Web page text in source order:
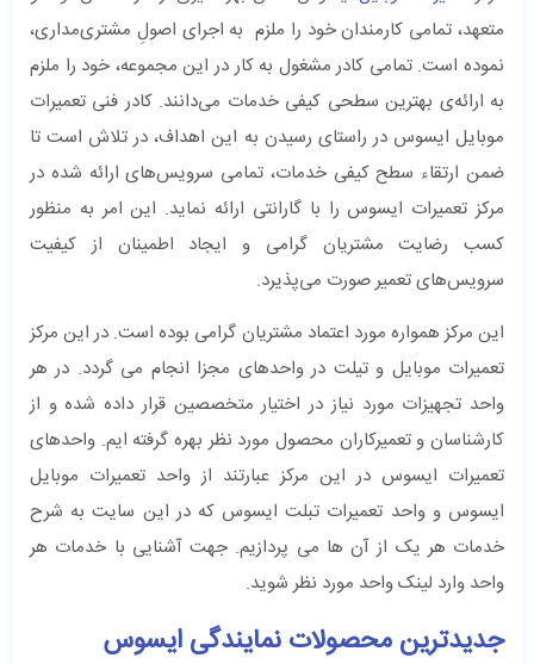
متعهد، تمامی کارمندان خود را ملزم به اجرای اصولِ مشتری‌مداری،
نموده است. تمامی کادر مشغول به کار در این مجموعه، خود را ملزم
به ارائه‌ی بهترین سطحی کیفی خدمات می‌دانند. کادر فنی تعمیرات
موبایل ایسوس در راستای رسیدن به این اهداف، در تلاش است تا
ضمن ارتقاء سطح کیفی خدمات، تمامی سرویس‌های ارائه شده در
مرکز تعمیرات ایسوس را با گارانتی ارائه نماید. این امر به منظور
کسب رضایت مشتریان گرامی و ایجاد اطمینان از کیفیت
سرویس‌های تعمیر صورت می‌پذیرد.
این مرکز همواره مورد اعتماد مشتریان گرامی بوده است. در این مرکز
تعمیرات موبایل و تیلت در واحدهای مجزا انجام می گردد. در هر
واحد تجهیزات مورد نیاز در اختیار متخصصین قرار داده شده و از
کارشناسان و تعمیرکاران محصول مورد نظر بهره گرفته ایم. واحدهای
تعمیرات ایسوس در این مرکز عبارتند از واحد تعمیرات موبایل
ایسوس و واحد تعمیرات تبلت ایسوس که در این سایت به شرح
خدمات هر یک از آن ها می پردازیم. جهت آشنایی با خدمات هر
واحد وارد لینک واحد مورد نظر شوید.
جدیدترین محصولات نمایندگی ایسوس